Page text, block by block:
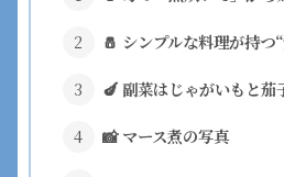
🧂 シンプルな料理が持つ
🍆 副菜はじゃがいもと茄
📸 マース煮の写真